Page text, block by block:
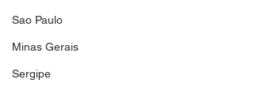
Sao Paulo
Minas Gerais
Sergipe